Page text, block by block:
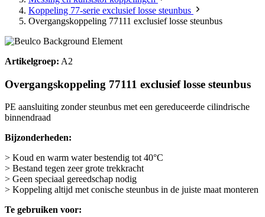
Koppeling 77-serie exclusief losse steunbus
Overgangskoppeling 77111 exclusief losse steunbus
Artikelgroep: A2
Overgangskoppeling 77111 exclusief losse steunbus
PE aansluiting zonder steunbus met een gereduceerde cilindrische
binnendraad
Bijzonderheden:
> Koud en warm water bestendig tot 40°C
> Bestand tegen zeer grote trekkracht
> Geen speciaal gereedschap nodig
> Koppeling altijd met conische steunbus in de juiste maat monteren
Te gebruiken voor: